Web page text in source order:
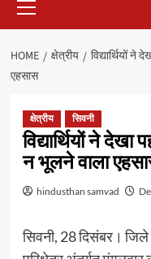
Menu
HOME क्षेत्रीय
विद्यार्थियों ने
एहसास
क्षेत्रीय सिवनी
विद्यार्थियों ने
न भूलने वाला
hindusthan samvad
सिवनी, 28 दिसंबर।